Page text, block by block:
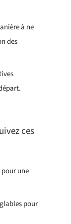
à ne
des
ces
pour une
pour